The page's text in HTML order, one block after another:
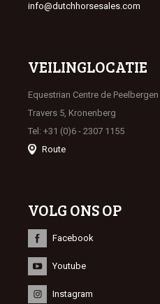
info@dutchhorsesales.com
VEILINGLOCATIE
Equestrian Centre de Peelbergen
Travers 5, Kronenberg
Tel: +31 (0)6 - 2307 1155
Route
VOLG ONS OP
Facebook
Youtube
Instagram